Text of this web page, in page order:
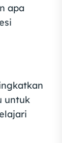
apa
untuk